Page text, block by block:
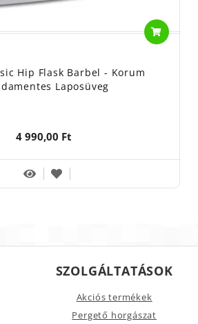
Hip Flask Barbel - Korum
Laposüveg
4 990,00 Ft
SZOLGÁLTATÁSOK
Akciós termékek
Pergető horgászat